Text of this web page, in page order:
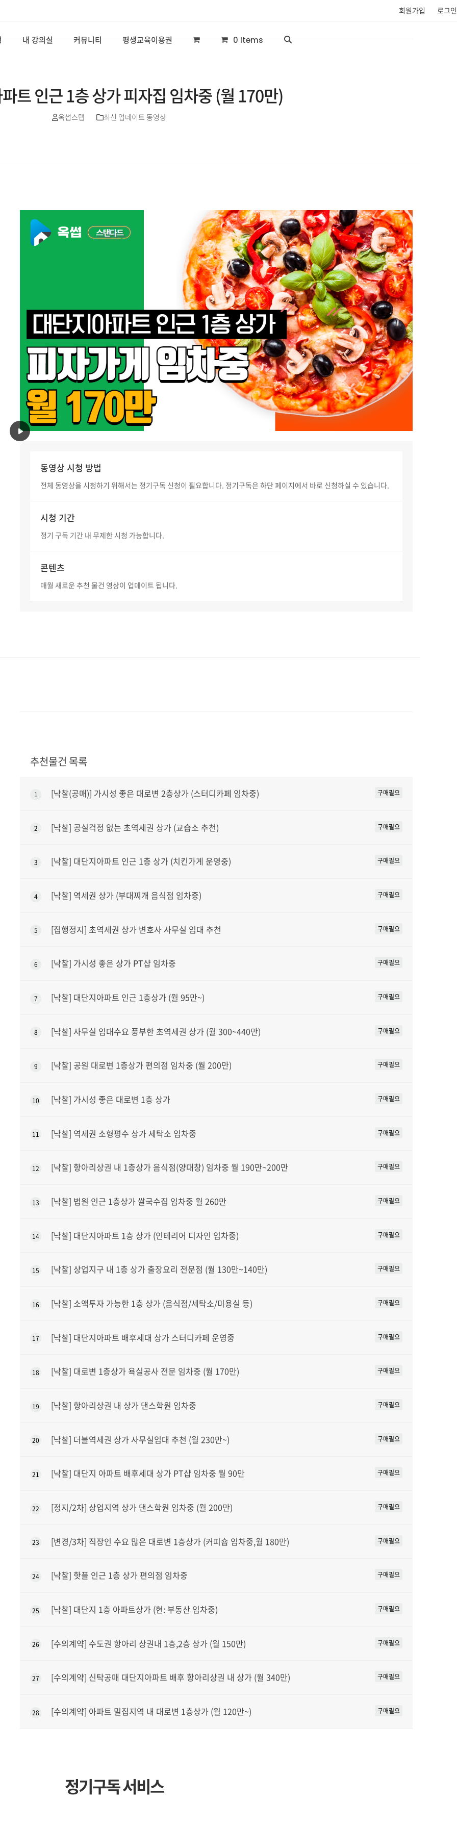
회원가입 로그인
내 강의실 커뮤니티 평생교육이용권 0 Items
트 인근 1층 상가 피자집 임차중 (월 170만)
옥썹스탭 최신 업데이트 동영상
동영상 시청 방법
전체 동영상을 시청하기 위해서는 정기구독 신청이 필요합니다. 정기구독은 하단 페이지에서 바로 신청하실 수 있습니다.
시청 기간
정기 구독 기간 내 무제한 시청 가능합니다.
콘텐츠
매월 새로운 추천 물건 영상이 업데이트 됩니다.
추천물건 목록
1 [낙찰(공매)] 가시성 좋은 대로변 2층상가 (스터디카페 임차중) 구매필요
2 [낙찰] 공실걱정 없는 초역세권 상가 (교습소 추천) 구매필요
3 [낙찰] 대단지아파트 인근 1층 상가 (치킨가게 운영중) 구매필요
4 [낙찰] 역세권 상가 (부대찌개 음식점 임차중) 구매필요
5 [집행정지] 초역세권 상가 변호사 사무실 임대 추천 구매필요
6 [낙찰] 가시성 좋은 상가 PT샵 임차중 구매필요
7 [낙찰] 대단지아파트 인근 1층상가 (월 95만~) 구매필요
8 [낙찰] 사무실 임대수요 풍부한 초역세권 상가 (월 300~440만) 구매필요
9 [낙찰] 공원 대로변 1층상가 편의점 임차중 (월 200만) 구매필요
10 [낙찰] 가시성 좋은 대로변 1층 상가 구매필요
11 [낙찰] 역세권 소형평수 상가 세탁소 임차중 구매필요
12 [낙찰] 항아리상권 내 1층상가 음식점(양대창) 임차중 월 190만~200만 구매필요
13 [낙찰] 법원 인근 1층상가 쌀국수집 임차중 월 260만 구매필요
14 [낙찰] 대단지아파트 1층 상가 (인테리어 디자인 임차중) 구매필요
15 [낙찰] 상업지구 내 1층 상가 출장요리 전문점 (월 130만~140만) 구매필요
16 [낙찰] 소액투자 가능한 1층 상가 (음식점/세탁소/미용실 등) 구매필요
17 [낙찰] 대단지아파트 배후세대 상가 스터디카페 운영중 구매필요
18 [낙찰] 대로변 1층상가 욕실공사 전문 임차중 (월 170만) 구매필요
19 [낙찰] 항아리상권 내 상가 댄스학원 임차중 구매필요
20 [낙찰] 더블역세권 상가 사무실임대 추천 (월 230만~) 구매필요
21 [낙찰] 대단지 아파트 배후세대 상가 PT샵 임차중 월 90만 구매필요
22 [정지/2차] 상업지역 상가 댄스학원 임차중 (월 200만) 구매필요
23 [변경/3차] 직장인 수요 많은 대로변 1층상가 (커피숍 임차중,월 180만) 구매필요
24 [낙찰] 핫플 인근 1층 상가 편의점 임차중 구매필요
25 [낙찰] 대단지 1층 아파트상가 (현: 부동산 임차중) 구매필요
26 [수의계약] 수도권 항아리 상권내 1층,2층 상가 (월 150만) 구매필요
27 [수의계약] 신탁공매 대단지아파트 배후 항아리상권 내 상가 (월 340만) 구매필요
28 [수의계약] 아파트 밀집지역 내 대로변 1층상가 (월 120만~) 구매필요
정기구독 서비스